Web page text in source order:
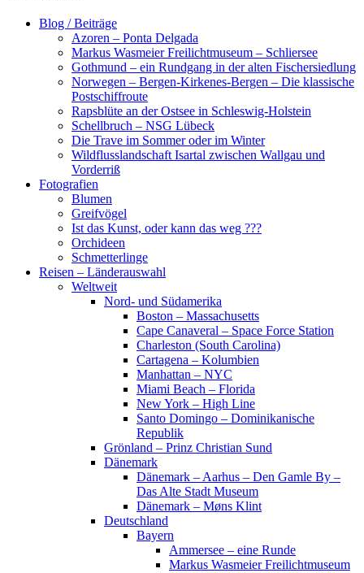
Blog / Beiträge
Azoren – Ponta Delgada
Markus Wasmeier Freilichtmuseum – Schliersee
Gothmund – ein Rundgang in der alten Fischersiedlung
Norwegen – Bergen-Kirkenes-Bergen – Die klassische
Postschiffroute
Rapsblüte an der Ostsee in Schleswig-Holstein
Schellbruch – NSG Lübeck
Die Trave im Sommer oder im Winter
Wildflusslandschaft Isartal zwischen Wallgau und
Vorderriß
Fotografien
Blumen
Greifvögel
Ist das Kunst, oder kann das weg ???
Orchideen
Schmetterlinge
Reisen – Länderauswahl
Weltweit
Nord- und Südamerika
Boston – Massachusetts
Cape Canaveral – Space Force Station
Charleston (South Carolina)
Cartagena – Kolumbien
Manhattan – NYC
Miami Beach – Florida
New York – High Line
Santo Domingo – Dominikanische
Republik
Grönland – Prinz Christian Sund
Dänemark
Dänemark – Aarhus – Den Gamle By –
Das Alte Stadt Museum
Dänemark – Møns Klint
Deutschland
Bayern
Ammersee – eine Runde
Markus Wasmeier Freilichtmuseum